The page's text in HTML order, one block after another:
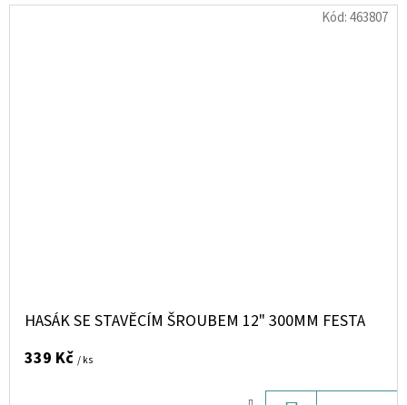
HASÁK SE STAVĚCÍM ŠROUBEM 12" 300MM FESTA
339 Kč / ks
Kód:463807